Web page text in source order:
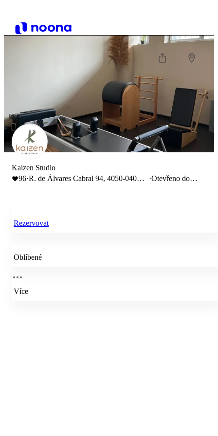
Kaizen Studio
96·R. de Álvares Cabral 94, 4050-040
·Otevřeno do
Rezervovat
Oblíbené
Více